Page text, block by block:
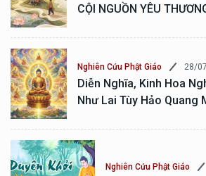
CỘI NGUỒN YÊU
Nghiên Cứu Phật Giáo 28/
Diễn Nghĩa, Kinh Hoa
Như Lai Tùy Hảo Quang
Nghiên Cứu Phật Giáo